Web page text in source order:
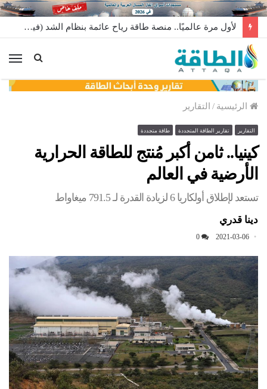
لأول مرة عالميًا.. منصة طاقة رياح عائمة بنظام الشد (فيديو)
الرئيسية / التقارير
التقارير تقارير الطاقة المتجددة طاقة متجددة
كينيا.. ثامن أكبر مُنتج للطاقة الحرارية
الأرضية في العالم
تستعد لإطلاق أولكاريا 6 لزيادة القدرة لـ 791.5 ميغاواط
دينا قدري
2021-03-06
0